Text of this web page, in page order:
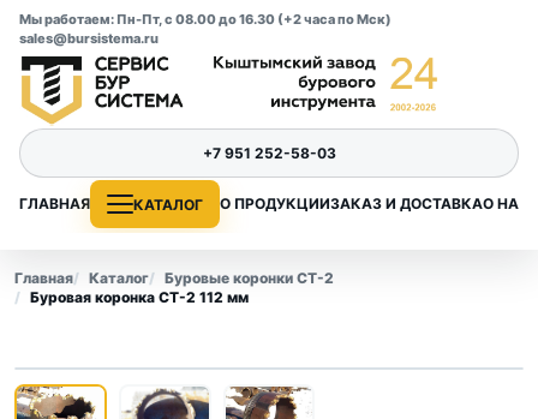
Мы работаем: Пн-Пт, с 08.00 до 16.30 (+2 часа по Мск)
sales@bursistema.ru
ГЛАВНАЯ КАТАЛОГ О ПРОДУКЦИИЗАКАЗ И ДОСТАВКАО НАС
+7 951 252-58-03
Главная Каталог
Буровые коронки СТ-2
Буровая коронка СТ-2 112 мм
‹ ›